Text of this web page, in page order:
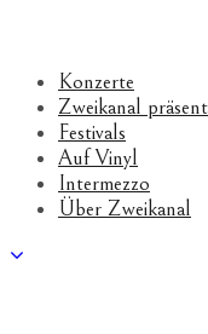
Konzerte
Zweikanal
Festivals
Auf Vinyl
Intermezzo
Über Zweikanal